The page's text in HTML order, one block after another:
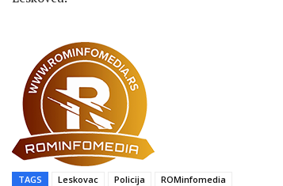
TAGS Leskovac Policija ROMinfomedia